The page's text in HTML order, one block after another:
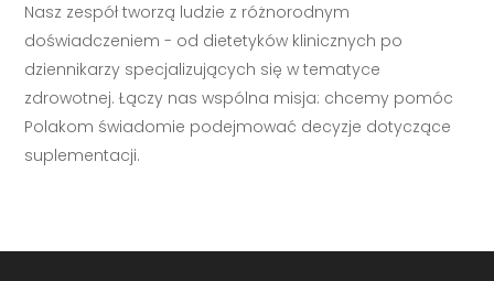
Nasz zespół tworzą ludzie z różnorodnym
doświadczeniem - od dietetyków klinicznych po
dziennikarzy specjalizujących się w tematyce
zdrowotnej. Łączy nas wspólna misja: chcemy pomóc
Polakom świadomie podejmować decyzje dotyczące
suplementacji.